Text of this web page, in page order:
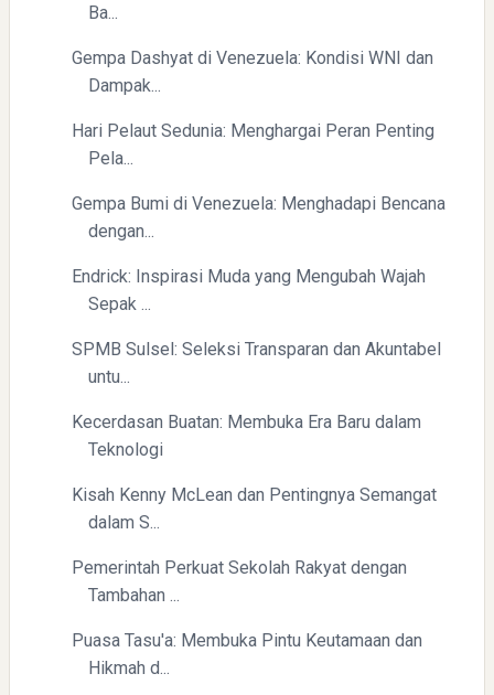
Menyongsong Masa Depan Buruh Indonesia dengan
Optimisme dan Inspirasi
Yaqut Cholil Qoumas: Inspirasi Kepemimpinan dan
Directurat Jenderal Pajak: Langkah Signifikan Menuju
Ba...
Gempa Dashyat di Venezuela: Kondisi WNI dan
Dampak...
Hari Pelaut Sedunia: Menghargai Peran Penting
Pela...
Gempa Bumi di Venezuela: Menghadapi Bencana
dengan...
Endrick: Inspirasi Muda yang Mengubah Wajah
Sepak ...
SPMB Sulsel: Seleksi Transparan dan Akuntabel
untu...
Kecerdasan Buatan: Membuka Era Baru dalam
Teknologi
Kisah Kenny McLean dan Pentingnya Semangat
dalam S...
Pemerintah Perkuat Sekolah Rakyat dengan
Tambahan ...
Puasa Tasu'a: Membuka Pintu Keutamaan dan
Hikmah d...